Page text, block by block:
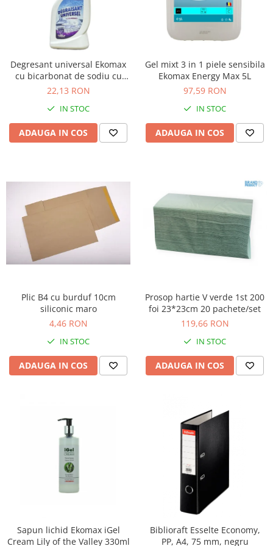
Table magnetice (whiteboard-uri)
Electronice si accesorii tech
Gadgeturi mobile
Adaptoare de calatorie
Baterii si acumulatori
Cabluri si conectivitate
Incarcatoare wireless
Baterii externe - Powerbanks
Accesorii localizare (FindMy)
Cartuse, tonere, consumabile PC
Standuri PC si suporturi
ergonomice
Periferice PC si accesorii
Ergnonomice
Boxe portabile
Casti
Folii laminare
Ghilotine și Trimmere
Calculatoare de birou
Scaune, birouri si produse
Degresant universal Ekomax
cu bicarbonat de sodiu cu
pulverizator 500ml
22,13 RON
IN STOC
ADAUGA IN COS
Gel mixt 3 in 1 piele sensibila
Ekomax Energy Max 5L
97,59 RON
IN STOC
ADAUGA IN COS
Plic B4 cu burduf 10cm
siliconic maro
4,46 RON
IN STOC
ADAUGA IN COS
Prosop hartie V verde 1st 200
foi 23*23cm 20 pachete/set
119,66 RON
IN STOC
ADAUGA IN COS
Sapun lichid Ekomax iGel
Cream Lily of the Valley 330ml
Biblioraft Esselte Economy,
PP, A4, 75 mm, negru